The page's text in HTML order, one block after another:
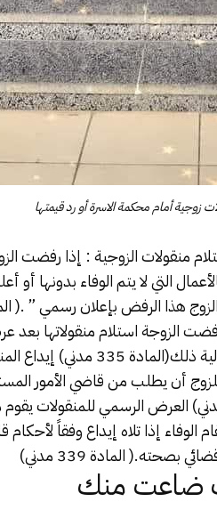
زوجية أمام محكمة الاسرة أو رد قيمتها
منقولات الزوجية : إذا رفضت
التي لا يتم الوفاء بدونها أو
الزوجة استلام منقولاتها بعد
، فإنها في هذه الحالة تكون متعسفة
أن يطلب من قاضي الأمور
بالمكان الذي يعينه القاضي (المادة 488 مدني) العرض
إذا تلاه إيداع وفقاً لأحكام
المادة 339 مدني)
ضاعت منك